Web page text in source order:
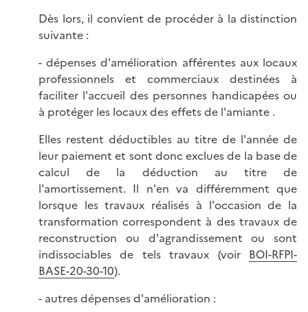
Dès lors, il convient de procéder à la distinction
suivante :
- dépenses d'amélioration afférentes aux locaux
professionnels et commerciaux destinées à
faciliter l'accueil des personnes handicapées ou
à protéger les locaux des effets de l'amiante .
Elles restent déductibles au titre de l'année de
leur paiement et sont donc exclues de la base de
calcul de la déduction au titre de
l'amortissement. Il n'en va différemment que
lorsque les travaux réalisés à l'occasion de la
transformation correspondent à des travaux de
reconstruction ou d'agrandissement ou sont
indissociables de tels travaux (voir BOI-RFPI-
BASE-20-30-10).
- autres dépenses d'amélioration :